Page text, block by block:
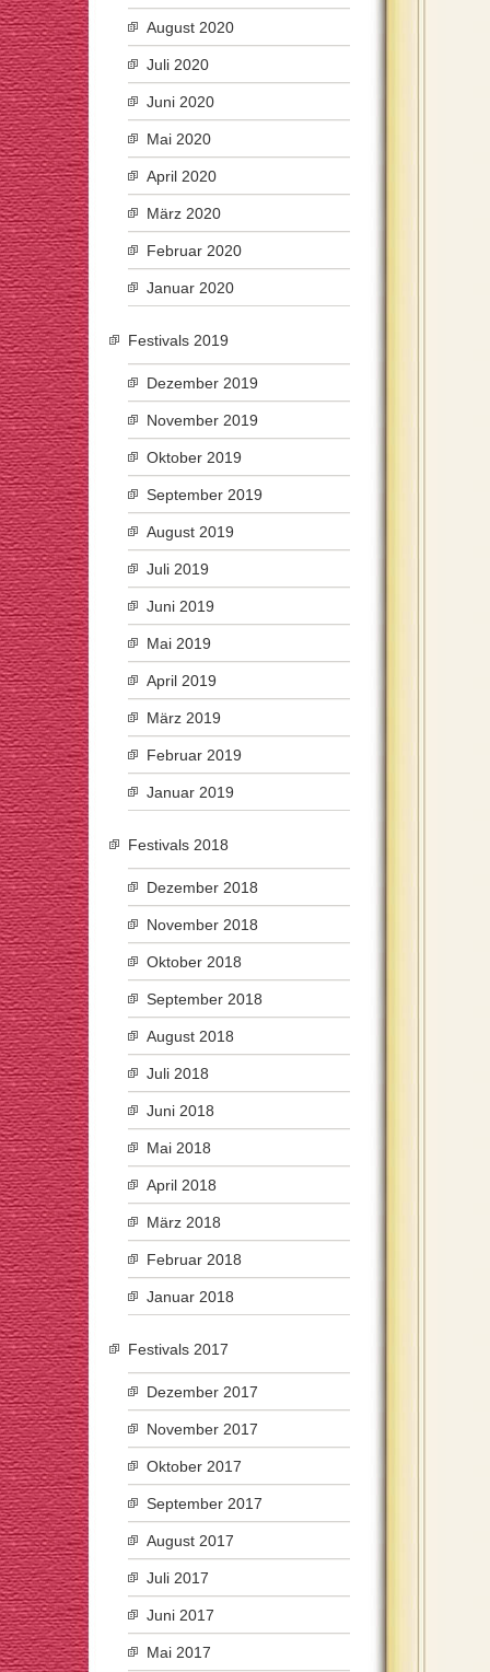
August 2020
Juli 2020
Juni 2020
Mai 2020
April 2020
März 2020
Februar 2020
Januar 2020
Festivals 2019
Dezember 2019
November 2019
Oktober 2019
September 2019
August 2019
Juli 2019
Juni 2019
Mai 2019
April 2019
März 2019
Februar 2019
Januar 2019
Festivals 2018
Dezember 2018
November 2018
Oktober 2018
September 2018
August 2018
Juli 2018
Juni 2018
Mai 2018
April 2018
März 2018
Februar 2018
Januar 2018
Festivals 2017
Dezember 2017
November 2017
Oktober 2017
September 2017
August 2017
Juli 2017
Juni 2017
Mai 2017